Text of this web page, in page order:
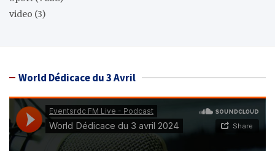
video (3)
World Dédicace du 3 Avril